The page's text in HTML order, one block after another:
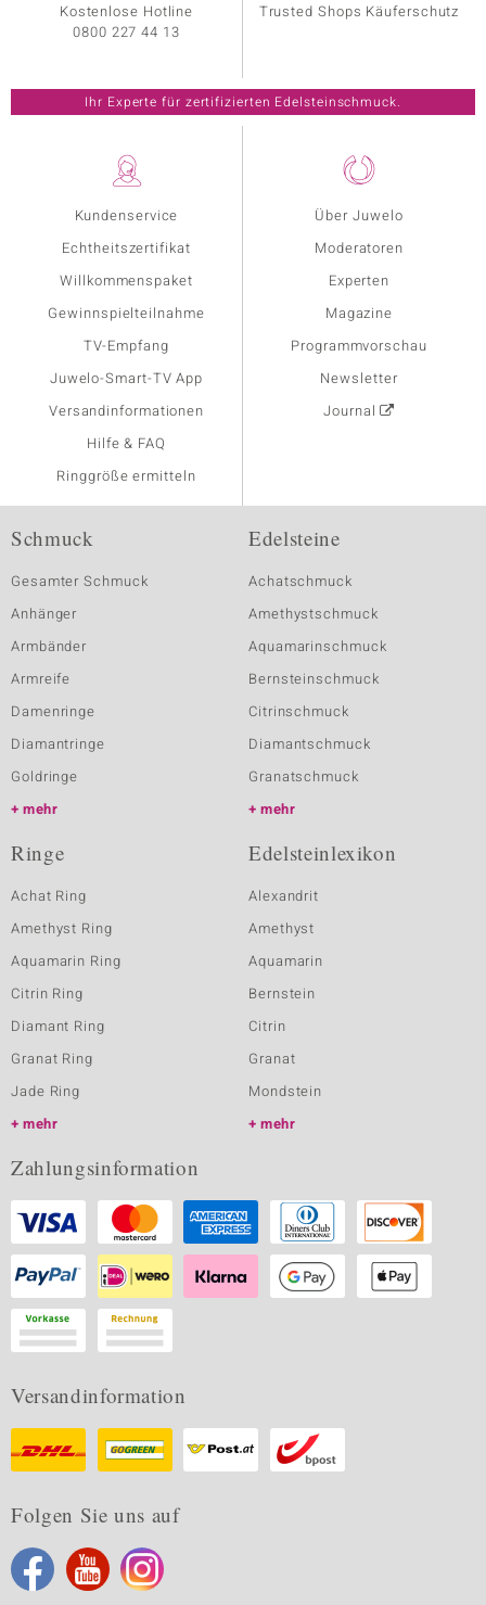
Kundenservice
Echtheitszertifikat
Willkommenspaket
Gewinnspielteilnahme
TV-Empfang
Juwelo-Smart-TV App
Versandinformationen
Hilfe & FAQ
Ringgröße ermitteln
Über Juwelo
Moderatoren
Experten
Magazine
Programmvorschau
Newsletter
Journal
Kostenlose Hotline
0800 227 44 13
Trusted Shops Käuferschutz
Ihr Experte für zertifizierten Edelsteinschmuck.
Schmuck
Gesamter Schmuck
Anhänger
Armbänder
Armreife
Damenringe
Diamantringe
Goldringe
mehr
Edelsteine
Achatschmuck
Amethystschmuck
Aquamarinschmuck
Bernsteinschmuck
Citrinschmuck
Diamantschmuck
Granatschmuck
mehr
Ringe
Achat Ring
Amethyst Ring
Aquamarin Ring
Citrin Ring
Diamant Ring
Granat Ring
Jade Ring
mehr
Edelsteinlexikon
Alexandrit
Amethyst
Aquamarin
Bernstein
Citrin
Granat
Mondstein
mehr
Zahlungsinformation
Versandinformation
Folgen Sie uns auf